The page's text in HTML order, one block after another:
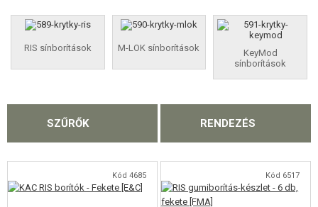
LÉGFEGYVEREK, CSÚZLIK
GRÁNÁTVETŐK, GRÁNÁTOK
AKKUMULÁTOROK, TÖLTŐK
SZEMÜVEGEK, MASZKOK
RIS sínborítások M-LOK sínborítások
KeyMod
sínborítások
SZŰRŐK RENDEZÉS
Kód 4685 Kód 6517